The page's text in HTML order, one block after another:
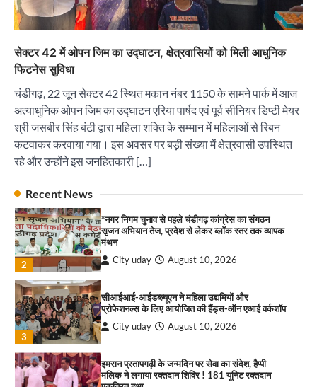
सेक्टर 42 में ओपन जिम का उद्घाटन, क्षेत्रवासियों को मिली आधुनिक
फिटनेस सुविधा
चंडीगढ़, 22 जून सेक्टर 42 स्थित मकान नंबर 1150 के सामने पार्क में आज
अत्याधुनिक ओपन जिम का उद्घाटन एरिया पार्षद एवं पूर्व सीनियर डिप्टी मेयर
श्री जसबीर सिंह बंटी द्वारा महिला शक्ति के सम्मान में महिलाओं से रिबन
कटवाकर करवाया गया। इस अवसर पर बड़ी संख्या में क्षेत्रवासी उपस्थित
रहे और उन्होंने इस जनहितकारी […]
Recent News
3
सीआईआई-आईडब्ल्यूएन ने महिला उद्यमियों और
प्रोफेशनल्स के लिए आयोजित की हैंड्स-ऑन एआई वर्कशॉप
मलिक ने लगाया रक्तदान शिविर ! 181 यूनिट रक्तदान
एकत्रित हुआ
City uday August 10, 2026
1
सावण कवी दरबार में तीन दर्जन कवियों ने बांधा समां
2
*नगर निगम चुनाव से पहले चंडीगढ़ कांग्रेस का संगठन
सृजन अभियान तेज, प्रदेश से लेकर ब्लॉक स्तर तक व्यापक
मंथन
City uday August 10, 2026
3
सीआईआई-आईडब्ल्यूएन ने महिला उद्यमियों और
प्रोफेशनल्स के लिए आयोजित की हैंड्स-ऑन एआई वर्कशॉप
City uday August 10, 2026
इमरान प्रतापगढ़ी के जन्मदिन पर सेवा का संदेश, हैप्पी
मलिक ने लगाया रक्तदान शिविर ! 181 यूनिट रक्तदान
2
कश्मीर तक किया आगाज़, राष्ट्रीय एकता को मिलेगा नया
आयाम
City uday August 13, 2025
3
सरकारी आदर्श उच्च विद्यालय, सैक्टर 34-सी, चण्डीगढ़ में
कार्यक्रम आयोजित
City uday August 6, 2025
राहुल गाँधी ने खाई है वैश्विक मंच पर भारत को कमजोर करने
की कसम: देवशाली